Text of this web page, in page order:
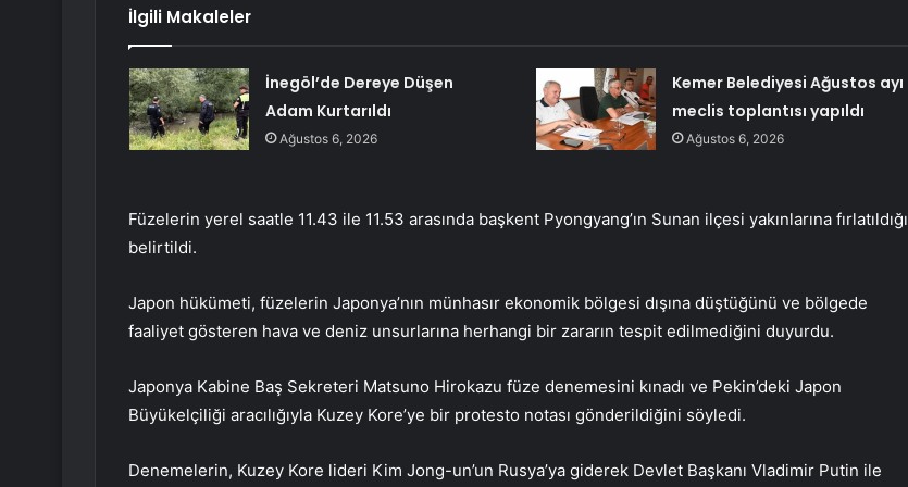
İlgili Makaleler
İnegöl’de Dereye Düşen
Adam Kurtarıldı
Ağustos 6, 2026
Kemer Belediyesi Ağustos ayı
meclis toplantısı yapıldı
Ağustos 6, 2026
Füzelerin yerel saatle 11.43 ile 11.53 arasında başkent Pyongyang’ın Sunan ilçesi yakınlarına fırlatıldığı
belirtildi.
Japon hükümeti, füzelerin Japonya’nın münhasır ekonomik bölgesi dışına düştüğünü ve bölgede
faaliyet gösteren hava ve deniz unsurlarına herhangi bir zararın tespit edilmediğini duyurdu.
Japonya Kabine Baş Sekreteri Matsuno Hirokazu füze denemesini kınadı ve Pekin’deki Japon
Büyükelçiliği aracılığıyla Kuzey Kore’ye bir protesto notası gönderildiğini söyledi.
Denemelerin, Kuzey Kore lideri Kim Jong-un’un Rusya’ya giderek Devlet Başkanı Vladimir Putin ile